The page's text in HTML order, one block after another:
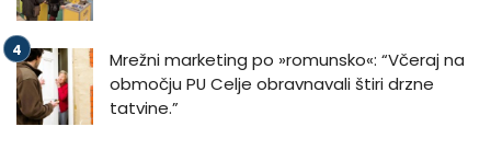
Mrežni marketing po »romunsko«: “Včeraj na
območju PU Celje obravnavali štiri drzne
tatvine.”